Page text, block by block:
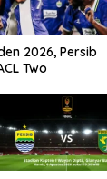
2026, Persib
Two